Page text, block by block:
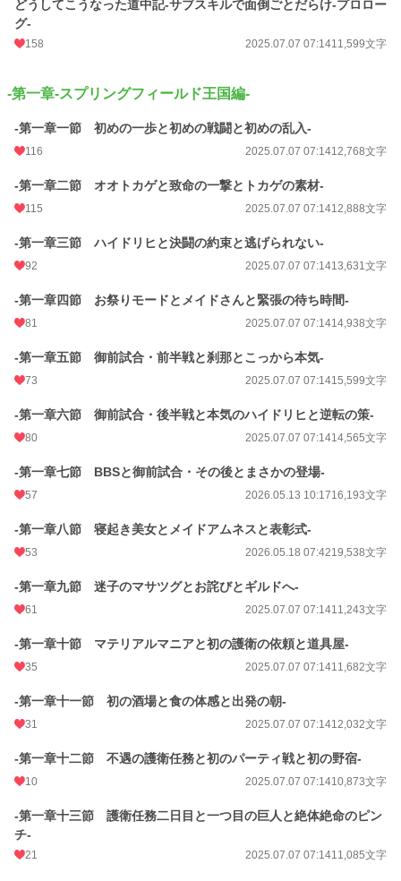
どうしてこうなった道中記-サブスキルで面倒ごとだらけ-プロロー
グ-
158 2025.07.07 07:1411,599文字
-第一章-スプリングフィールド王国編-
-第一章一節 初めの一歩と初めの戦闘と初めの乱入-
116 2025.07.07 07:1412,768文字
-第一章二節 オオトカゲと致命の一撃とトカゲの素材-
115 2025.07.07 07:1412,888文字
-第一章三節 ハイドリヒと決闘の約束と逃げられない-
92 2025.07.07 07:1413,631文字
-第一章四節 お祭りモードとメイドさんと緊張の待ち時間-
81 2025.07.07 07:1414,938文字
-第一章五節 御前試合・前半戦と刹那とこっから本気-
73 2025.07.07 07:1415,599文字
-第一章六節 御前試合・後半戦と本気のハイドリヒと逆転の策-
80 2025.07.07 07:1414,565文字
-第一章七節 BBSと御前試合・その後とまさかの登場-
57 2026.05.13 10:1716,193文字
-第一章八節 寝起き美女とメイドアムネスと表彰式-
53 2026.05.18 07:4219,538文字
-第一章九節 迷子のマサツグとお詫びとギルドへ-
61 2025.07.07 07:1411,243文字
-第一章十節 マテリアルマニアと初の護衛の依頼と道具屋-
35 2025.07.07 07:1411,682文字
-第一章十一節 初の酒場と食の体感と出発の朝-
31 2025.07.07 07:1412,032文字
-第一章十二節 不遇の護衛任務と初のパーティ戦と初の野宿-
10 2025.07.07 07:1410,873文字
-第一章十三節 護衛任務二日目と一つ目の巨人と絶体絶命のピン
チ-
21 2025.07.07 07:1411,085文字